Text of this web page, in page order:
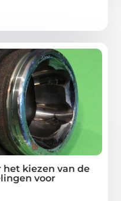
kiezen van de
voor